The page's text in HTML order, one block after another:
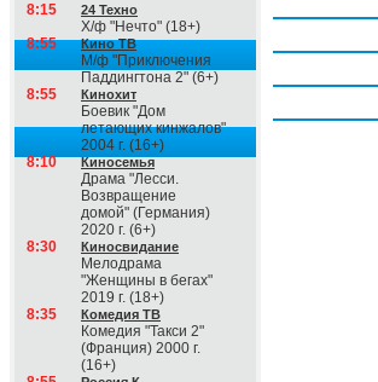
8:15 24 Техно
Х/ф "Нечто" (18+)
8:55
Кино ТВ
М/ф "Приключения
Паддингтона 2" (6+)
8:55
Кинохит
Боевик "Дом
летающих кинжалов"
2004 г. (16+)
8:10
Киносемья
Драма "Лесси.
Возвращение
домой" (Германия)
2020 г. (6+)
8:30
Киносвидание
Мелодрама
"Женщины в бегах"
2019 г. (18+)
8:35
Комедия ТВ
Комедия "Такси 2"
(Франция) 2000 г.
(16+)